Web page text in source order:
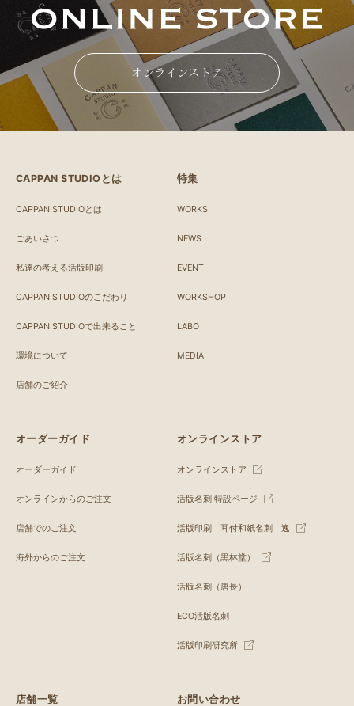
オンラインストア
CAPPAN STUDIOとは
CAPPAN STUDIOとは
ごあいさつ
私達の考える活版印刷
CAPPAN STUDIOのこだわり
CAPPAN STUDIOで出来ること
環境について
店舗のご紹介
特集
WORKS
NEWS
EVENT
WORKSHOP
LABO
MEDIA
オーダーガイド
オーダーガイド
オンラインからのご注文
店舗でのご注文
海外からのご注文
オンラインストア
オンラインストア
活版名刺 特設ページ
活版印刷 耳付和紙名刺 逸
活版名刺（黒林堂）
活版名刺（唐長）
ECO活版名刺
活版印刷研究所
店舗一覧 お問い合わせ